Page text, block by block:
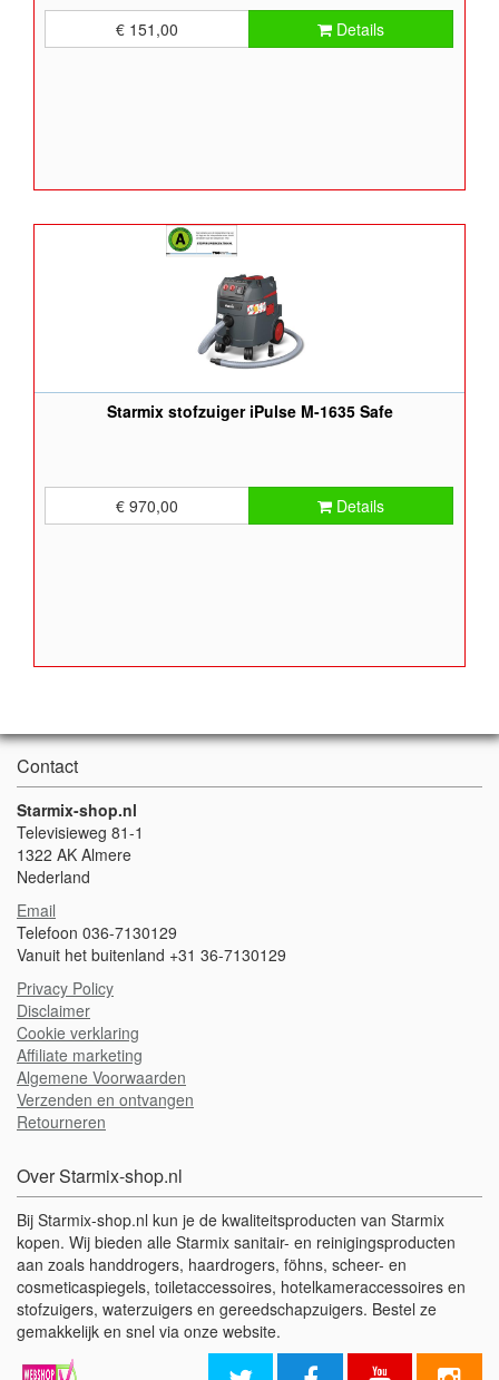
€ 151,00 Details
Starmix stofzuiger iPulse M-1635 Safe
€ 970,00 Details
Contact
Starmix-shop.nl
Televisieweg 81-1
1322 AK Almere
Nederland
Email
Telefoon 036-7130129
Vanuit het buitenland +31 36-7130129
Privacy Policy
Disclaimer
Cookie verklaring
Affiliate marketing
Algemene Voorwaarden
Verzenden en ontvangen
Retourneren
Over Starmix-shop.nl
Bij Starmix-shop.nl kun je de kwaliteitsproducten van Starmix
kopen. Wij bieden alle Starmix sanitair- en reinigingsproducten
aan zoals handdrogers, haardrogers, föhns, scheer- en
cosmeticaspiegels, toiletaccessoires, hotelkameraccessoires en
stofzuigers, waterzuigers en gereedschapzuigers. Bestel ze
gemakkelijk en snel via onze website.